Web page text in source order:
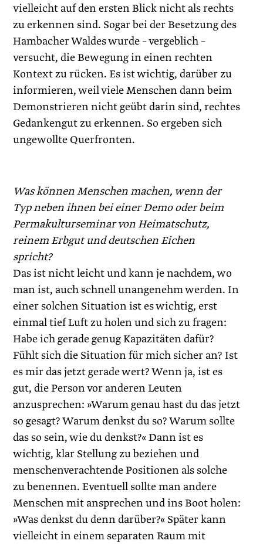
vielleicht auf den ersten Blick nicht als rechts
zu erkennen sind. Sogar bei der Besetzung des
Hambacher Waldes wurde – vergeblich –
versucht, die Bewegung in einen rechten
Kontext zu rücken. Es ist wichtig, darüber zu
informieren, weil viele Menschen dann beim
Demonstrieren nicht geübt darin sind, rechtes
Gedankengut zu erkennen. So ergeben sich
ungewollte Querfronten.
Was können Menschen machen, wenn der
Typ neben ihnen bei einer Demo oder beim
Permakulturseminar von Heimatschutz,
reinem Erbgut und deutschen Eichen
spricht?
Das ist nicht leicht und kann je nachdem, wo
man ist, auch schnell unangenehm werden. In
einer solchen Situation ist es wichtig, erst
einmal tief Luft zu holen und sich zu fragen:
Habe ich gerade genug Kapazitäten dafür?
Fühlt sich die Situation für mich sicher an? Ist
es mir das jetzt gerade wert? Wenn ja, ist es
gut, die Person vor anderen Leuten
anzusprechen: »Warum genau hast du das jetzt
so gesagt? Warum denkst du so? Warum sollte
das so sein, wie du denkst?« Dann ist es
wichtig, klar Stellung zu beziehen und
menschenverachtende Positionen als solche
zu benennen. Eventuell sollte man andere
Menschen mit ansprechen und ins Boot holen:
»Was denkst du denn darüber?« Später kann
vielleicht in einem separaten Raum mit